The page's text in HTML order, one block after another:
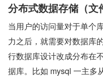
分布式数据存储（文
当用户的访问量对于单个
力之后，就需要对数据库
行数据库设计改成分布在
据库。比如 mysql 一主多